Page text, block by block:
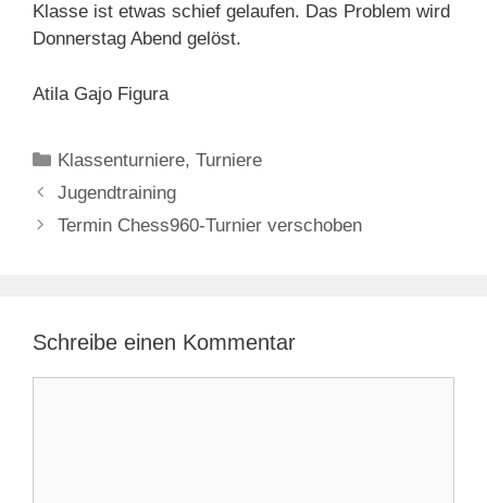
Klasse ist etwas schief gelaufen. Das Problem wird
Donnerstag Abend gelöst.
Atila Gajo Figura
Kategorien
Klassenturniere,Turniere
Jugendtraining
Termin Chess960-Turnier verschoben
Schreibe einen Kommentar